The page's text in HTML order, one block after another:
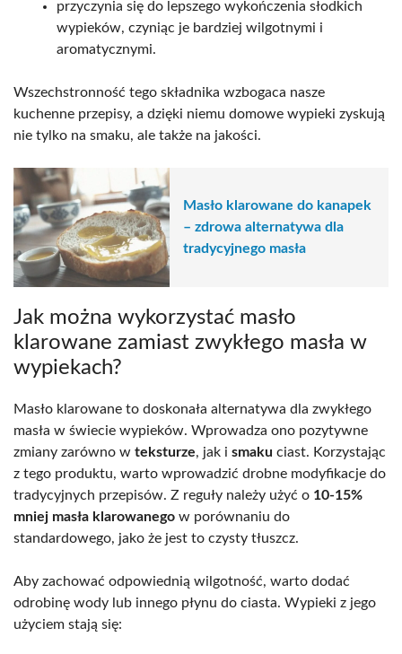
przyczynia się do lepszego wykończenia słodkich
wypieków, czyniąc je bardziej wilgotnymi i
aromatycznymi.
Wszechstronność tego składnika wzbogaca nasze
kuchenne przepisy, a dzięki niemu domowe wypieki zyskują
nie tylko na smaku, ale także na jakości.
Masło klarowane do kanapek
– zdrowa alternatywa dla
tradycyjnego masła
Jak można wykorzystać masło
klarowane zamiast zwykłego masła w
wypiekach?
Masło klarowane to doskonała alternatywa dla zwykłego
masła w świecie wypieków. Wprowadza ono pozytywne
zmiany zarówno w teksturze, jak i smaku ciast. Korzystając
z tego produktu, warto wprowadzić drobne modyfikacje do
tradycyjnych przepisów. Z reguły należy użyć o 10-15%
mniej masła klarowanego w porównaniu do
standardowego, jako że jest to czysty tłuszcz.
Aby zachować odpowiednią wilgotność, warto dodać
odrobinę wody lub innego płynu do ciasta. Wypieki z jego
użyciem stają się: